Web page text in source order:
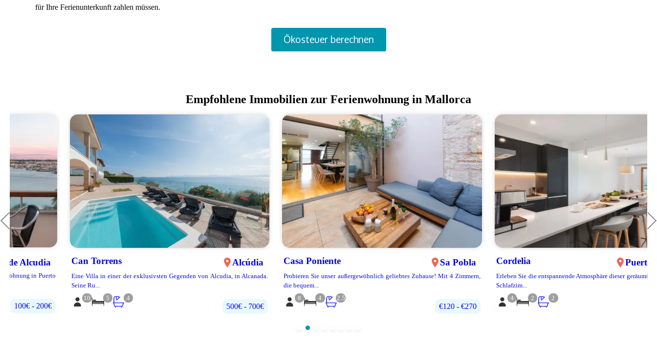
für Ihre Ferienunterkunft zahlen müssen.
Ökosteuer berechnen
Empfohlene Immobilien zur Ferienwohnung in Mallorca
Can Torrens
Eine Villa in einer der exklusivsten Gegenden von Alcudia, in Alcanada.
4
Casa Poniente
Probieren Sie unser außergewöhnlich geliebtes Zuhause! Mit 4 Zimmern,
2.5
Cordelia Puerto Pollença
Erleben Sie die entspannende Atmosphäre dieser geräumigen und hellen 2
2